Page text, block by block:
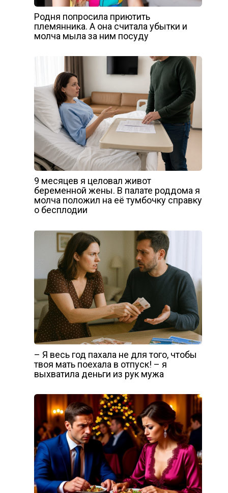
Родня попросила приютить
племянника. А она считала убытки и
молча мыла за ним посуду
9 месяцев я целовал живот
беременной жены. В палате роддома я
молча положил на её тумбочку справку
о бесплодии
– Я весь год пахала не для того, чтобы
твоя мать поехала в отпуск! – я
выхватила деньги из рук мужа